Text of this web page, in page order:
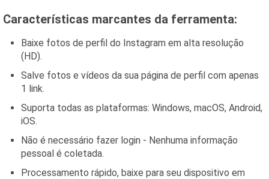
Características marcantes da ferramenta:
Baixe fotos de perfil do Instagram em alta resolução
(HD).
Salve fotos e vídeos da sua página de perfil com apenas
1 link.
Suporta todas as plataformas: Windows, macOS, Android,
iOS.
Não é necessário fazer login - Nenhuma informação
pessoal é coletada.
Processamento rápido, baixe para seu dispositivo em